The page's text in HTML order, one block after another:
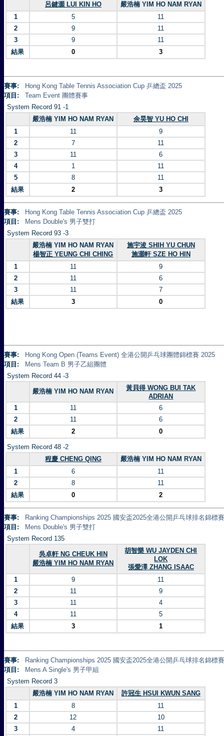
呂鍵灝 LUI KIN HO
嚴浩楠 YIM HO NAM RYAN
1
5
11
2
9
11
3
9
11
結果
0 3
賽事:
Hong Kong Table Tennis Association Cup 乒總盃 2025
項目:
Team Event 團體賽事
System Record 91 -1
嚴浩楠 YIM HO NAM RYAN
余昊智 YU HO CHI
1
11
9
2
7
11
3
11
6
4
1
11
5
8
11
結果
2 3
賽事:
Hong Kong Table Tennis Association Cup 乒總盃 2025
項目:
Mens Double's 男子雙打
System Record 93 -3
嚴浩楠 YIM HO NAM RYAN
楊智正 YEUNG CHI CHING
施宇浚 SHIH YU CHUN
施灝軒 SZE HO HIN
1
11
9
2
11
6
3
11
7
結果
3 0
賽事:
Hong Kong Open (Teams Event) 全港公開乒乓球團體錦標賽 2025
項目:
Mens Team B 男子乙組團體
System Record 44 -3
嚴浩楠 YIM HO NAM RYAN
黃貝得 WONG BUI TAK
ADRIAN
1
11
6
2
11
6
結果
2 0
System Record 48 -2
程慶 CHENG QING
嚴浩楠 YIM HO NAM RYAN
1
6
11
2
8
11
結果
0 2
賽事:
Ranking Championships 2025 國安盃2025全港公開乒乓球排名錦標
項目:
Mens Double's 男子雙打
System Record 135
吳卓軒 NG CHEUK HIN
嚴浩楠 YIM HO NAM RYAN
胡智樂 WU JAYDEN CHI
LOK
張愛澤 ZHANG ISAAC
1
9
11
2
11
9
3
11
4
4
11
5
結果
3 1
賽事:
Ranking Championships 2025 國安盃2025全港公開乒乓球排名錦標
項目:
Mens A Single's 男子甲組
System Record 3
嚴浩楠 YIM HO NAM RYAN
許冠生 HSUI KWUN SANG
1
8
11
2
12
10
3
4
11